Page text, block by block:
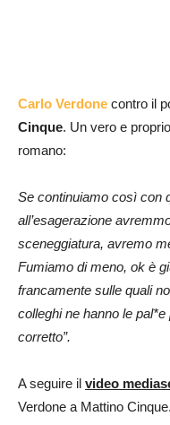
Carlo Verdone contro il
Cinque. Un vero e
romano:
Se continuiamo così con
all’esagerazione
sceneggiatura, avremo
Fumiamo di meno, ok è
francamente sulle quali
colleghi ne hanno le
corretto”.
A seguire il video
Verdone a Mattino Cinque.